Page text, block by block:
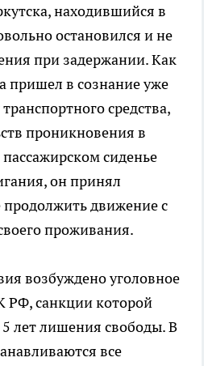
находившийся в
остановился и не
при задержании. Как
пришел в сознание уже
средства,
проникновения в
сиденье
он принял
движение с
проживания.
возбуждено уголовное
РФ, санкции которой
лет лишения свободы. В
все